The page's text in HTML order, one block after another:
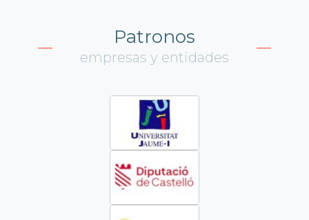
Patronos
empresas y entidades